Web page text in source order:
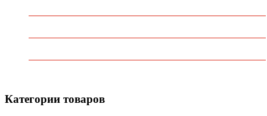
Категории товаров